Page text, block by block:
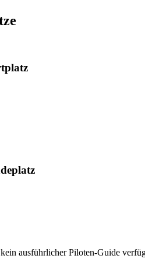
ausführlicher Piloten-Guide